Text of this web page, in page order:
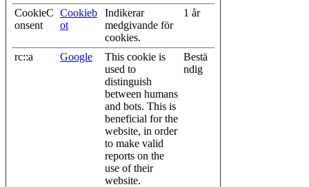
CookieC
onsent
Cookieb
ot
Indikerar
medgivande för
cookies.
1 år
rc::a Google
This cookie is
used to
distinguish
between humans
and bots. This is
beneficial for the
website, in order
to make valid
reports on the
use of their
website.
Bestä
ndig